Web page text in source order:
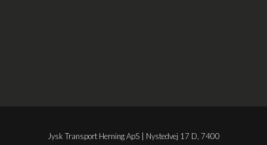
Jysk Transport Herning ApS | Nystedvej 17 D, 7400